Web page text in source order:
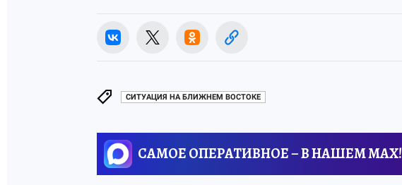
СИТУАЦИЯ НА БЛИЖНЕМ ВОСТОКЕ
САМОЕ ОПЕРАТИВНОЕ – В НАШЕМ MAX!